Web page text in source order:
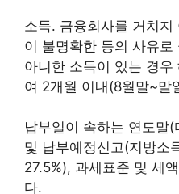
소득. 금융회사를 거치
이 불명확한 등의 사유로
아니한 소득이 있는 경
여 2개월 이내(8월말~말
납부일이 속하는 연도말
및 납부예정신고(지방소
27.5%), 과세표준 및 세
다.